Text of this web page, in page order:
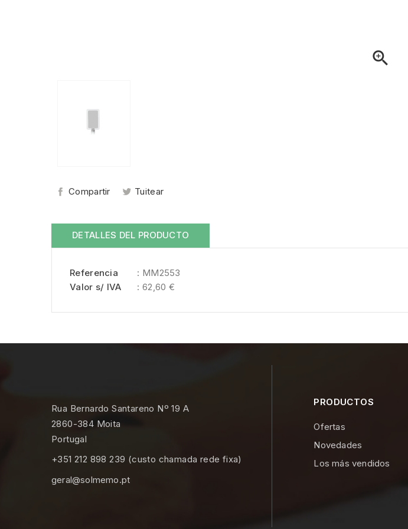

Compartir Tuitear
DETALLES DEL PRODUCTO
Referencia
: MM2553
Valor s/ IVA
: 62,60 €
Rua Bernardo Santareno Nº 19 A
2860-384 Moita
Portugal
+351 212 898 239 (custo chamada rede fixa)
geral@solmemo.pt
PRODUCTOS
Ofertas
Novedades
Los más vendidos